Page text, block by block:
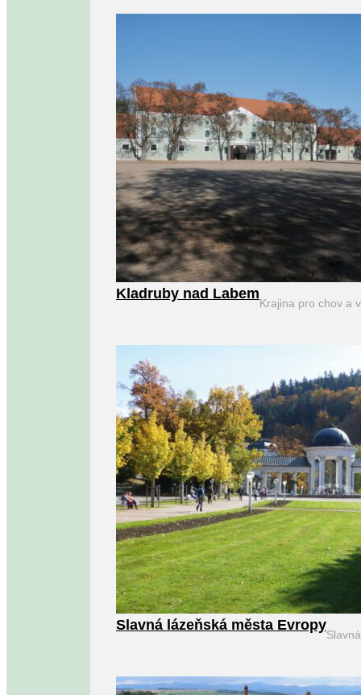
Kladruby nad Labem
Krajina pro chov a
Slavná lázeňská města Evropy